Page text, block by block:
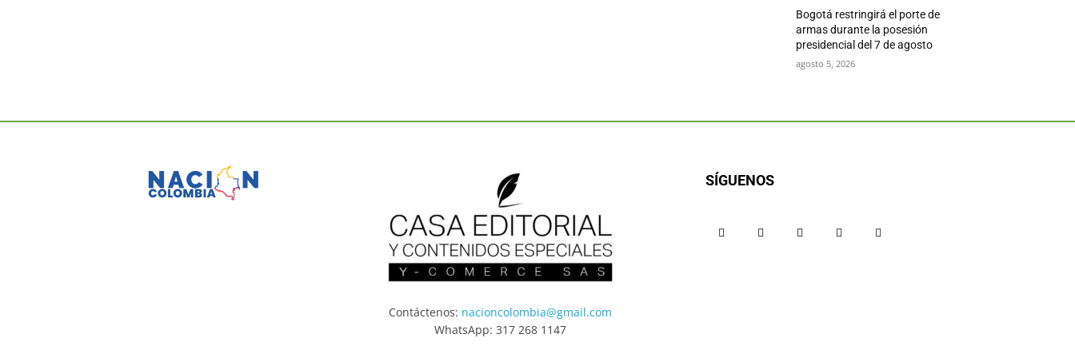
Bogotá restringirá el porte de
armas durante la posesión
presidencial del 7 de agosto
agosto 5, 2026
Contáctenos: nacioncolombia@gmail.com
WhatsApp: 317 268 1147
SÍGUENOS